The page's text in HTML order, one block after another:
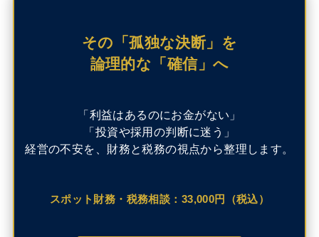
その「孤独な決断」を
論理的な「確信」へ
「利益はあるのにお金がない」
「投資や採用の判断に迷う」
経営の不安を、財務と税務の視点から整理します。
スポット財務・税務相談：33,000円（税込）